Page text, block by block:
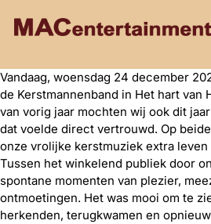
Vandaag, woensdag 24 december
de Kerstmannenband in Het hart van
van vorig jaar mochten wij ook dit
dat voelde direct vertrouwd. Op
onze vrolijke kerstmuziek extra
Tussen het winkelend publiek door
spontane momenten van plezier,
ontmoetingen. Het was mooi om te
herkenden, terugkwamen en